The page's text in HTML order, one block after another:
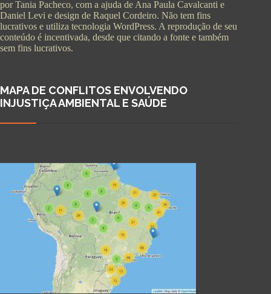
por Tania Pacheco, com a ajuda de Ana Paula Cavalcanti e
Daniel Levi e design de Raquel Cordeiro. Não tem fins
lucrativos e utiliza tecnologia WordPress. A reprodução de seu
conteúdo é incentivada, desde que citando a fonte e também
sem fins lucrativos.
MAPA DE CONFLITOS ENVOLVENDO
INJUSTIÇA AMBIENTAL E SAÚDE